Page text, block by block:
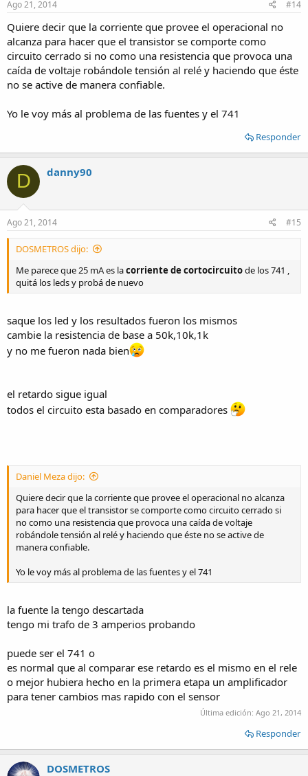
Ago 21, 2014 #14
Quiere decir que la corriente que provee el operacional no
alcanza para hacer que el transistor se comporte como
circuito cerrado si no como una resistencia que provoca una
caída de voltaje robándole tensión al relé y haciendo que éste
no se active de manera confiable.
Yo le voy más al problema de las fuentes y el 741
Responder
D danny90
Ago 21, 2014 #15
DOSMETROS dijo:
Me parece que 25 mA es lacorriente de cortocircuitode los 741 ,
quitá los leds y probá de nuevo
saque los led y los resultados fueron los mismos
cambie la resistencia de base a 50k,10k,1k
y no me fueron nada bien
el retardo sigue igual
todos el circuito esta basado en comparadores
Daniel Meza dijo:
Quiere decir que la corriente que provee el operacional no alcanza
para hacer que el transistor se comporte como circuito cerrado si
no como una resistencia que provoca una caída de voltaje
robándole tensión al relé y haciendo que éste no se active de
manera confiable.
Yo le voy más al problema de las fuentes y el 741
la fuente la tengo descartada
tengo mi trafo de 3 amperios probando
puede ser el 741 o
es normal que al comparar ese retardo es el mismo en el rele
o mejor hubiera hecho en la primera etapa un amplificador
para tener cambios mas rapido con el sensor
Última edición: Ago 21, 2014
Responder
DOSMETROS